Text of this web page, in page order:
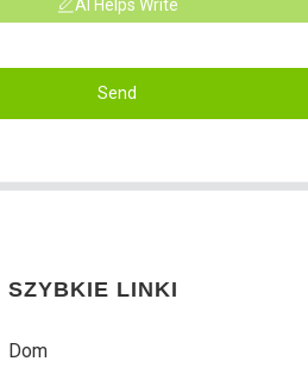
AI Helps Write
Send
SZYBKIE LINKI
Dom